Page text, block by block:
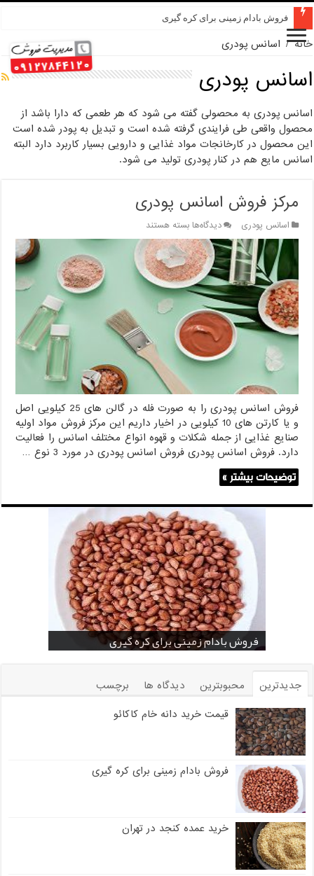
فروش بادام زمینی برای کره گیری
خانه / اسانس پودری
اسانس پودری
اسانس پودری به محصولی گفته می شود که هر طعمی که دارا باشد از
محصول واقعی طی فرایندی گرفته شده است و تبدیل به پودر شده است
این محصول در کارخانجات مواد غذایی و دارویی بسیار کاربرد دارد البته
اسانس مایع هم در کنار پودری تولید می شود.
مرکز فروش اسانس پودری
اسانس پودری دیدگاه‌هابرای
مرکز
فروش
اسانس
پودری
بسته هستند
فروش اسانس پودری را به صورت فله در گالن های 25 کیلویی اصل
و یا کارتن های 10 کیلویی در اخیار داریم این مرکز فروش مواد اولیه
صنایع غذایی از جمله شکلات و قهوه انواع مختلف اسانس را فعالیت
دارد. فروش اسانس پودری فروش اسانس پودری در مورد 3 نوع …
توضیحات بیشتر »
قیمت خرید دانه خام کاکائو
فروش بادام زمینی برای کره گیری
خرید عمده کنجد در تهران
خرید عمده کنجد سیاه و سفید
خرید بادام زمینی فله
خرید عمده کنجد سیاه
خرید عمده کنجد سفید
قیمت خرید کافی میت در کرمان
فروش انواع کنجد در یزد ( Sesame )
جدیدترین محبوبترین دیدگاه ها
برچسب
قیمت خرید دانه خام کاکائو
فروش بادام زمینی برای کره گیری
خرید عمده کنجد در تهران